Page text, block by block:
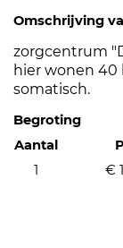
Omschrijving
zorgcentrum
hier wonen 40
somatisch.
Begroting
Aantal
1
€